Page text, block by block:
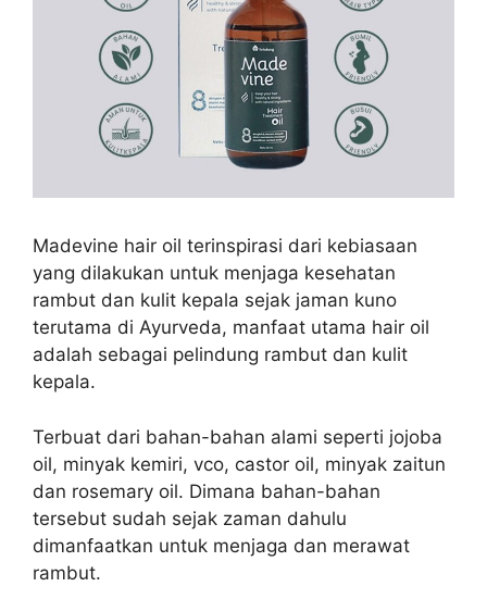
Madevine hair oil terinspirasi dari kebiasaan
yang dilakukan untuk menjaga kesehatan
rambut dan kulit kepala sejak jaman kuno
terutama di Ayurveda, manfaat utama hair oil
adalah sebagai pelindung rambut dan kulit
kepala.
Terbuat dari bahan-bahan alami seperti jojoba
oil, minyak kemiri, vco, castor oil, minyak zaitun
dan rosemary oil. Dimana bahan-bahan
tersebut sudah sejak zaman dahulu
dimanfaatkan untuk menjaga dan merawat
rambut.